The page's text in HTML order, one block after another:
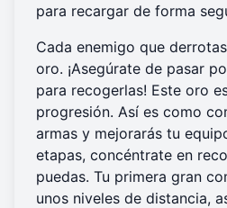
para recargar de forma
Cada enemigo que
oro. ¡Asegúrate de pasar
para recogerlas! Este oro
progresión. Así es como
armas y mejorarás tu
etapas, concéntrate en
puedas. Tu primera gran
unos niveles de distancia,